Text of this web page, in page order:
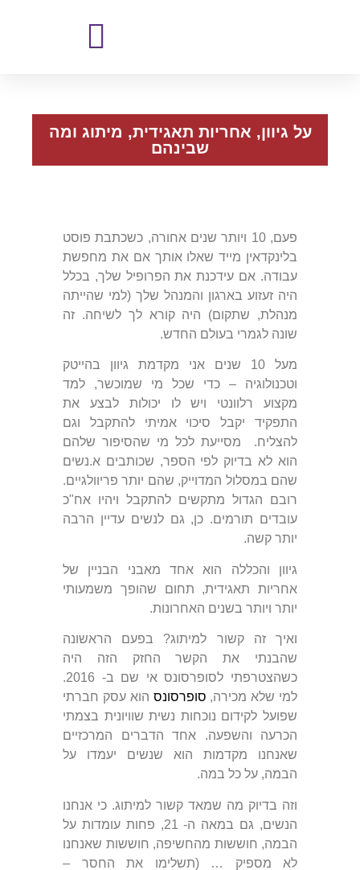
על גיוון, אחריות תאגידית, מיתוג ומה
שבינהם
פעם, 10 ויותר שנים אחורה, כשכתבת פוסט
בלינקדאין מייד שאלו אותך אם את מחפשת
עבודה. אם עידכנת את הפרופיל שלך, בכלל
היה זעזוע בארגון והמנהל שלך (למי שהייתה
מנהלת, שתקום) היה קורא לך לשיחה. זה
שונה לגמרי בעולם החדש.
מעל 10 שנים אני מקדמת גיוון בהייטק
וטכנולוגיה – כדי שכל מי שמוכשר, למד
מקצוע רלוונטי ויש לו יכולות לבצע את
התפקיד יקבל סיכוי אמיתי להתקבל וגם
להצליח. מסייעת לכל מי שהסיפור שלהם
הוא לא בדיוק לפי הספר, שכותבים א.נשים
שהם במסלול המדוייק, שהם יותר פריוולגיים.
רובם הגדול מתקשים להתקבל ויהיו אח"כ
עובדים תורמים. כן, גם לנשים עדיין הרבה
יותר קשה.
גיוון והכללה הוא אחד מאבני הבניין של
אחריות תאגידית, תחום שהופך משמעותי
יותר ויותר בשנים האחרונות.
ואיך זה קשור למיתוג? בפעם הראשונה
שהבנתי את הקשר החזק הזה היה
כשהצטרפתי לסופרסונס אי שם ב- 2016.
למי שלא מכירה, סופרסונס הוא עסק חברתי
שפועל לקידום נוכחות נשית שוויונית בצמתי
הכרעה והשפעה. אחד הדברים המרכזיים
שאנחנו מקדמות הוא שנשים יעמדו על
הבמה, על כל במה.
וזה בדיוק מה שמאד קשור למיתוג. כי אנחנו
הנשים, גם במאה ה- 21, פחות עומדות על
הבמה, חוששות מהחשיפה, חוששות שאנחנו
לא מספיק … (תשלימו את החסר –